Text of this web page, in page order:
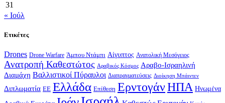
31
« Ιούλ
Ετικέτες
Drones Drone Warfare Άμπου Ντάμπι Αίγυπτος Ανατολική Μεσόγειος
Ανατροπή Καθεστώτος Αραβικός Κόσμος Αραβο-Ισραηλινή
Διαμάχη Βαλλιστικοί Πύραυλοι Διαπραγματεύσεις Διοίκηση Μπάιντεν
Διπλωματία ΕΕ Ελλάδα Επίθεση ΕρντογάνΗΠΑ Ηνωμένα